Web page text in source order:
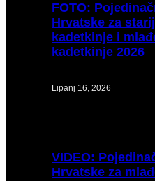
FOTO:
Hrvatske za
kadetkinje i
kadetkinje 2026
Lipanj 16, 2026
VIDEO:
Hrvatske za